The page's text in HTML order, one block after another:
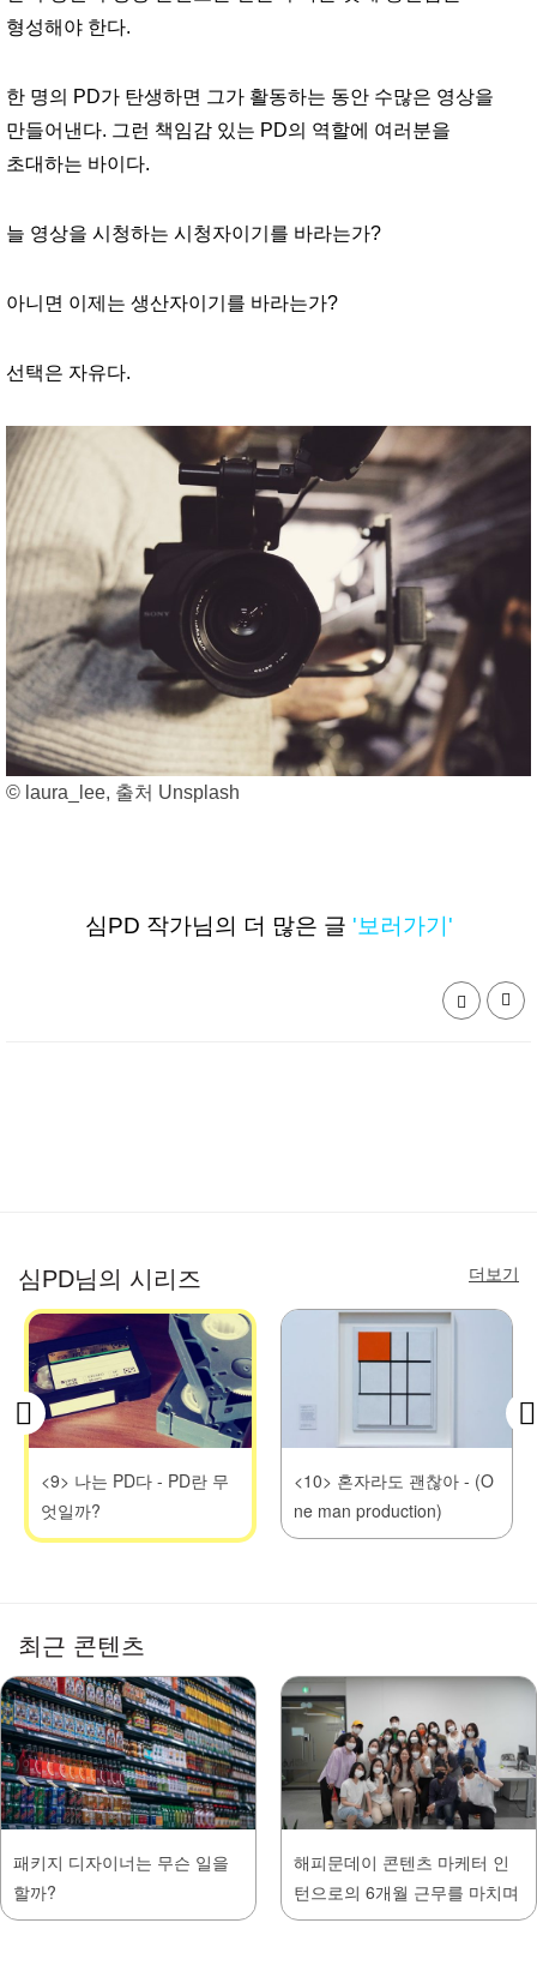
형성해야 한다.
한 명의 PD가 탄생하면 그가 활동하는 동안 수많은 영상을
만들어낸다. 그런 책임감 있는 PD의 역할에 여러분을
초대하는 바이다.
늘 영상을 시청하는 시청자이기를 바라는가?
아니면 이제는 생산자이기를 바라는가?
선택은 자유다.
© laura_lee, 출처 Unsplash
심PD 작가님의 더 많은 글 '보러가기'
더보기
심PD님의 시리즈
<9> 나는 PD다 - PD란 무
엇일까?
<10> 혼자라도 괜찮아 - (O
ne man production)
최근 콘텐츠
패키지 디자이너는 무슨 일을
할까?
해피문데이 콘텐츠 마케터 인
턴으로의 6개월 근무를 마치며